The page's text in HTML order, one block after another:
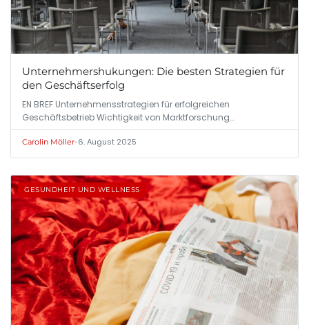
Unternehmershukungen: Die besten Strategien für
den Geschäftserfolg
EN BREF Unternehmensstrategien für erfolgreichen
Geschäftsbetrieb Wichtigkeit von Marktforschung…
Carolin Möller•6. August 2025
GESUNDHEIT UND WELLNESS